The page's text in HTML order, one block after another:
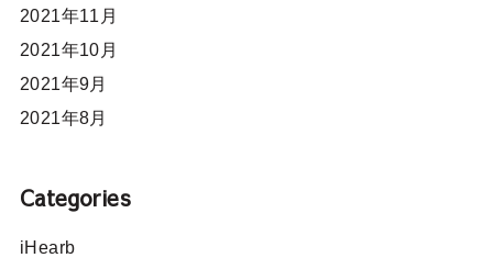
2021年11月
2021年10月
2021年9月
2021年8月
Categories
iHearb